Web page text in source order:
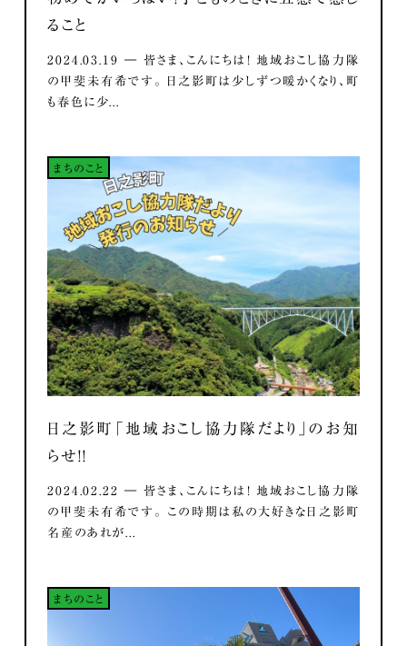
ること
2024.03.19 ― 皆さま、こんにちは！ 地域おこし協力隊
の甲斐未有希です。 日之影町は少しずつ暖かくなり、町
も春色に少...
まちのこと
日之影町「地域おこし協力隊だより」のお知
らせ！！
2024.02.22 ― 皆さま、こんにちは！ 地域おこし協力隊
の甲斐未有希です。 この時期は私の大好きな日之影町
名産のあれが...
まちのこと